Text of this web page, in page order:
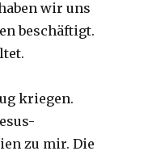
wir uns
beschäftigt.
kriegen.
zu mir. Die